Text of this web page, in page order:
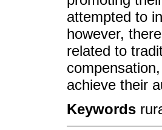
attempted to
however,
related to
achieve their
Keywords